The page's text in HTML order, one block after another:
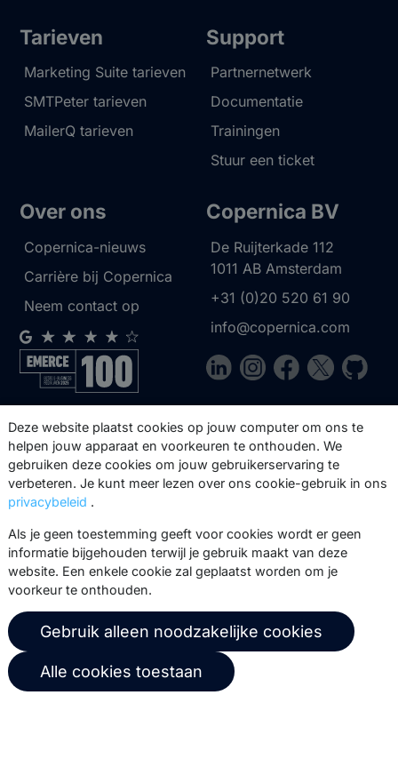
Tarieven
Marketing Suite tarieven
SMTPeter tarieven
MailerQ tarieven
Support
Partnernetwerk
Documentatie
Trainingen
Stuur een ticket
Over ons
Copernica-nieuws
Carrière bij Copernica
Neem contact op
Copernica BV
De Ruijterkade 112
1011 AB Amsterdam
+31 (0)20 520 61 90
info@copernica.com
Via onze nieuwsbrief blijf je op de
hoogte van onze product updates,
events, webinars, best practices en
whitepapers.
Abonneer
© 2026 Copernica B.V.
Algemene voorwaarden
Privacybeleid
Gebruikersovereenkomst
Deze website plaatst cookies op jouw computer om ons te
helpen jouw apparaat en voorkeuren te onthouden. We
gebruiken deze cookies om jouw gebruikerservaring te
verbeteren. Je kunt meer lezen over ons cookie-gebruik in ons
privacybeleid .
Als je geen toestemming geeft voor cookies wordt er geen
informatie bijgehouden terwijl je gebruik maakt van deze
website. Een enkele cookie zal geplaatst worden om je
voorkeur te onthouden.
Gebruik alleen noodzakelijke cookies
Alle cookies toestaan